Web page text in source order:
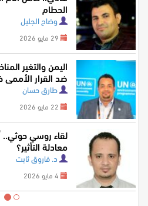
الجريمة التي تقيد ضد